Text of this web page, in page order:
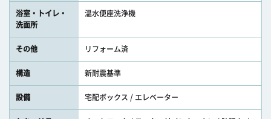
浴室・トイレ・
洗面所
温水便座洗浄機
その他 リフォーム済
構造 新耐震基準
設備 宅配ボックス / エレベーター